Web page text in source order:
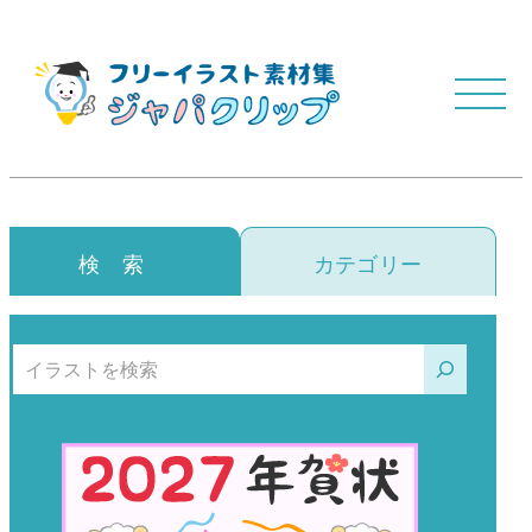
検 索 カテゴリー
検索